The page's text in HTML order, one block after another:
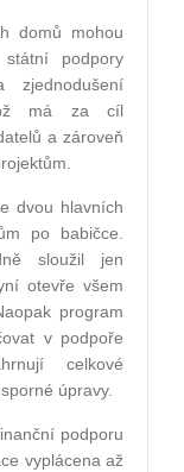
domů mohou
podpory
zjednodušení
má za cíl
a zároveň
dvou hlavních
po babičce.
sloužil jen
otevře všem
program
v podpoře
celkové
úpravy.
podporu
vyplácena až